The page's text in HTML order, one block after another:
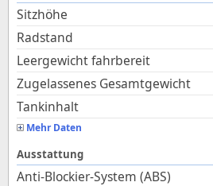
Sitzhöhe
Radstand
Leergewicht fahrbereit
Zugelassenes Gesamtgewicht
Tankinhalt
Mehr Daten
Ausstattung
Anti-Blockier-System (ABS)